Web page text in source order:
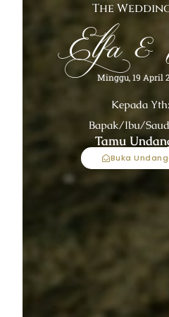
The
Elfa &
Minggu, 19 April
Kepada Yth:
Bapak/Ibu/
Tamu
Buka